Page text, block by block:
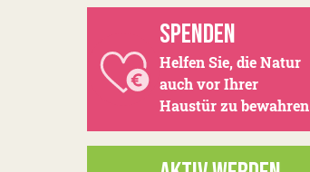
SPENDEN
Helfen Sie, die Natur
auch vor Ihrer
Haustür zu bewahren